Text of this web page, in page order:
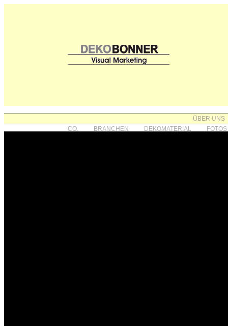
ÜBER UNS
CO.
BRANCHEN DEKOMATERIAL FOTOS